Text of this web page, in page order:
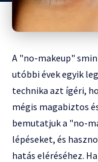
A "no-makeup"
utóbbi évek egyik
technika azt ígéri,
mégis magabiztos
bemutatjuk a "no-
lépéseket, és
hatás eléréséhez.